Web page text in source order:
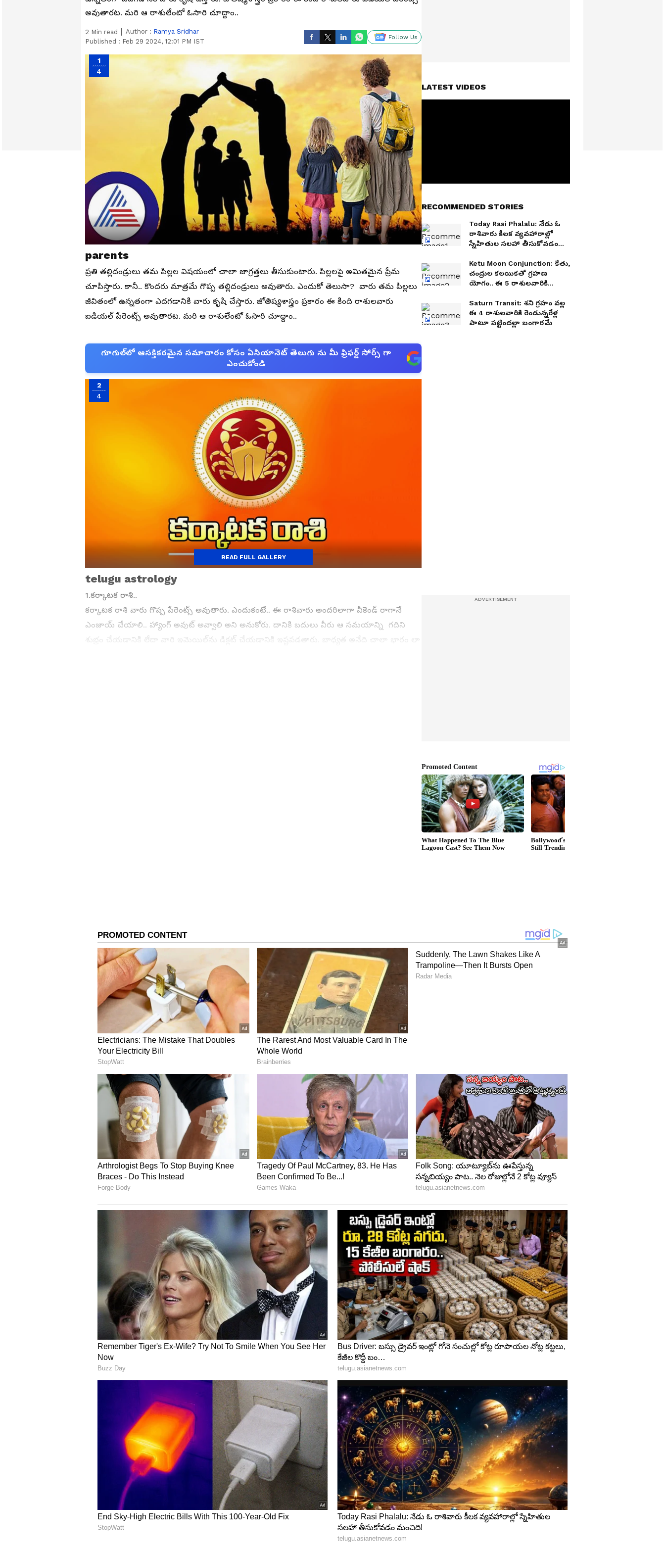
అవుతారట. మరి ఆ రాశులేంటో ఓసారి చూద్దాం..
2 Min read Author : Ramya Sridhar
Published : Feb 29 2024, 12:01 PM IST
Follow Us
1
4
parents
ప్రతి తల్లిదండ్రులు తమ పిల్లల విషయంలో చాలా జాగ్రత్తలు తీసుకుంటారు. పిల్లలపై అమితమైన ప్రేమ
చూపిస్తారు. కానీ.. కొందరు మాత్రమే గొప్ప తల్లిదండ్రులు అవుతారు. ఎందుకో తెలుసా? వారు తమ పిల్లలు
జీవితంలో ఉన్నతంగా ఎదగడానికి వారు కృషి చేస్తారు. జోతిష్యశాస్త్రం ప్రకారం ఈ కింది రాశులవారు
ఐడియల్ పేరెంట్స్ అవుతారట. మరి ఆ రాశులేంటో ఓసారి చూద్దాం..
గూగుల్‌లో ఆసక్తికరమైన సమాచారం కోసం ఏసియానెట్ తెలుగు ను మీ ఫ్రిఫర్డ్ సోర్స్ గా
ఎంచుకోండి
2
4
telugu astrology
1.కర్కాటక రాశి..
కర్కాటక రాశి వారు గొప్ప పేరెంట్స్ అవుతారు. ఎందుకంటే.. ఈ రాశివారు అందరిలాగా వీకెండ్ రాగానే
ఎంజాయ్ చేయాలి.. హ్యాంగ్ అవుట్ అవ్వాలి అని అనుకోరు. దానికి బదులు వీరు ఆ సమయాన్ని గదిని
శుభ్రం చేయడానికి లేదా వారి ఇమెయిల్‌ను డిక్లట్ చేయడానికి ఇష్టపడతారు. బాధ్యత అనేది చాలా భారం లా
telugu astrology
2.వృషభం
మీరు అన్నింటికంటే స్థిరత్వాన్ని కోరుకుంటారు, ఊహాజనిత , సాధారణమైన వాటిలో ప్రశాంతతను
విషయాలపై నియంత్రణను చొప్పించడానికి ప్రయత్నిస్తారు, వీలైనన్ని సంభావ్య ప్రమాదాలను పరిగణనలోకి
తీసుకుంటారు. ఇతరులకు ఎలా సహాయం చేయాలి అనే విషయం ఈ రాశివారి నుంచి వారి పిల్లలు
నేర్చుకోవాల్సిందే.
telugu astrology
ఈ రాశివారు కూడా గొప్ప పేరెంట్స్ అవుతారు. వీరి ఆలోచనలే వీరిని గొప్ప పేరెంట్స్ ని చేస్తుంది. ఇతరులు
తమ పిల్లల పెంపకం సామర్థ్యాల గురించి గొప్పగా చెప్పుకోవచ్చు. కానీ వీరు అలా చెప్పుకోరు. తమ పిల్లల
శ్రేయస్సు పట్ల చాలా శ్రద్ధ చూపిస్తారు.ప్రేమ పట్ల మీ మనోహరమైన దృక్పథం మీ పిల్లలతో మరింత ప్రాథమిక
స్థాయిలో బంధాన్ని ఏర్పరచుకోవడానికి మిమ్మల్ని అనుమతిస్తుంది ఈ రాశివారు తమ పిల్లలను చిన్న
READ FULL GALLERY
LATEST VIDEOS
RECOMMENDED STORIES
Today Rasi Phalalu: నేడు ఓ
రాశివారు కీలక వ్యవహారాల్లో
స్నేహితుల సలహా తీసుకోవడం
Ketu Moon Conjunction: కేతు,
చంద్రుల కలయికతో గ్రహణ
యోగం.. ఈ 5 రాశులవారికి
Saturn Transit: శని గ్రహం వల్ల
ఈ 4 రాశులవారికి రెండున్నరేళ్ల
పాటూ పట్టిందల్లా బంగారమే